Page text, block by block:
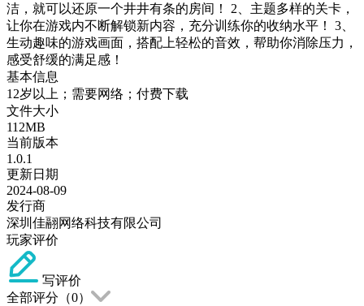
洁，就可以还原一个井井有条的房间！ 2、主题多样的关卡，
让你在游戏内不断解锁新内容，充分训练你的收纳水平！ 3、
生动趣味的游戏画面，搭配上轻松的音效，帮助你消除压力，
感受舒缓的满足感！
基本信息
12岁以上；需要网络；付费下载
文件大小
112MB
当前版本
1.0.1
更新日期
2024-08-09
发行商
深圳佳翮网络科技有限公司
玩家评价
写评价
全部评分（0）